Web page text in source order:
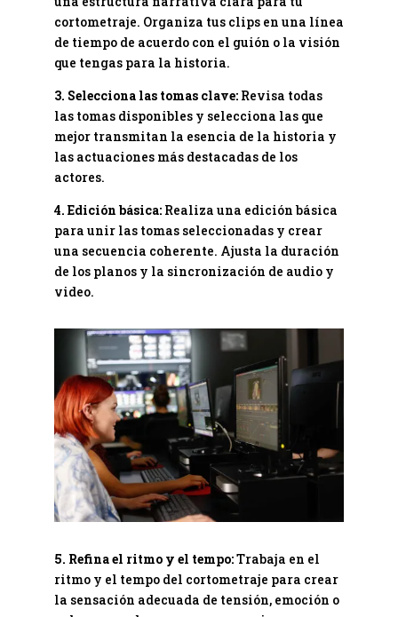
cortometraje. Organiza tus clips en una línea
de tiempo de acuerdo con el guión o la visión
que tengas para la historia.
3. Selecciona las tomas clave:Revisa todas
las tomas disponibles y selecciona las que
mejor transmitan la esencia de la historia y
las actuaciones más destacadas de los
actores.
4. Edición básica:Realiza una edición básica
para unir las tomas seleccionadas y crear
una secuencia coherente. Ajusta la duración
de los planos y la sincronización de audio y
video.
5. Refina el ritmo y el tempo:Trabaja en el
ritmo y el tempo del cortometraje para crear
la sensación adecuada de tensión, emoción o